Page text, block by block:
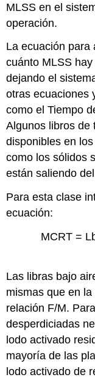
MLSS en el
operación.
La ecuación para
cuánto MLSS
dejando el
otras ecuaciones
como el Tiempo
Algunos libros de
disponibles en
como los sólidos
están saliendo
Para esta clase
ecuación:
MCRT =
Las libras bajo
mismas que en la
relación F/M.
desperdiciadas
lodo activado
mayoría de las
lodo activado de